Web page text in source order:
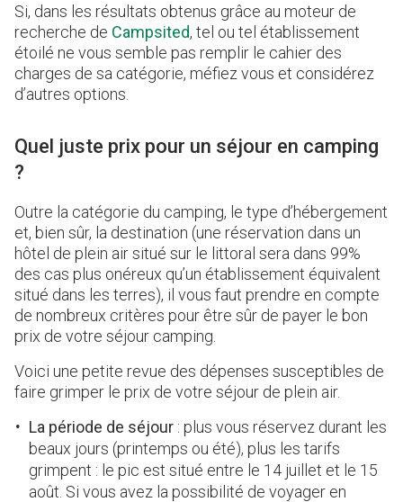
Si, dans les résultats obtenus grâce au moteur de
recherche de Campsited, tel ou tel établissement
étoilé ne vous semble pas remplir le cahier des
charges de sa catégorie, méfiez vous et considérez
d’autres options.
Quel juste prix pour un séjour en camping
?
Outre la catégorie du camping, le type d’hébergement
et, bien sûr, la destination (une réservation dans un
hôtel de plein air situé sur le littoral sera dans 99%
des cas plus onéreux qu’un établissement équivalent
situé dans les terres), il vous faut prendre en compte
de nombreux critères pour être sûr de payer le bon
prix de votre séjour camping.
Voici une petite revue des dépenses susceptibles de
faire grimper le prix de votre séjour de plein air.
La période de séjour : plus vous réservez durant les
beaux jours (printemps ou été), plus les tarifs
grimpent : le pic est situé entre le 14 juillet et le 15
août. Si vous avez la possibilité de voyager en